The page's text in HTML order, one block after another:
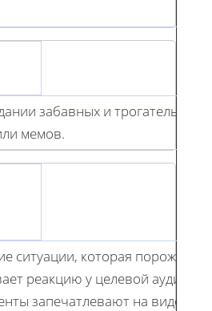
забавных и трогательных
мемов.
ситуации, которая порождает
реакцию у целевой
запечатлевают на видео и